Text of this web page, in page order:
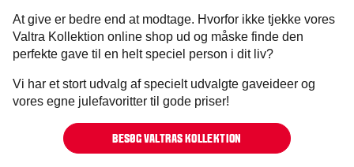
At give er bedre end at modtage. Hvorfor ikke tjekke vores
Valtra Kollektion online shop ud og måske finde den
perfekte gave til en helt speciel person i dit liv?
Vi har et stort udvalg af specielt udvalgte gaveideer og
vores egne julefavoritter til gode priser!
BESØG VALTRAS KOLLEKTION